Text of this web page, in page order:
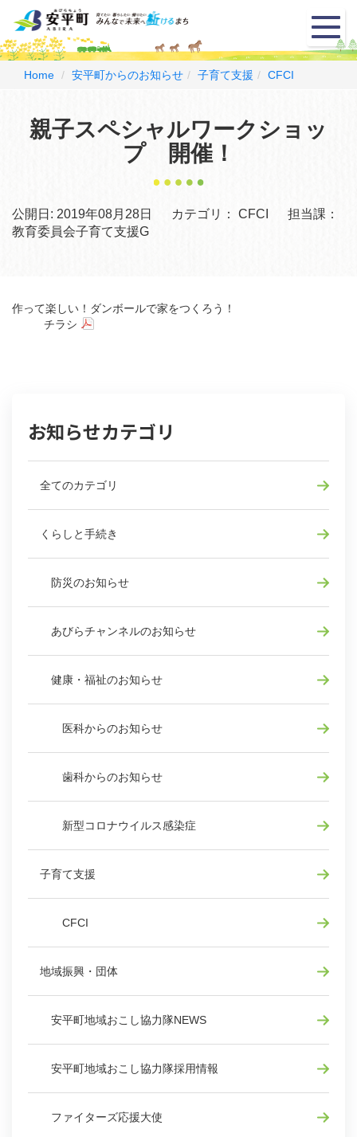
メ
ニ
ュ
Home 安平町からのお知らせ 子育て支援 CFCI
親子スペシャルワークショッ
プ 開催！
公開日: 2019年08月28日 カテゴリ： CFCI
担当課：
教育委員会子育て支援G
作って楽しい！ダンボールで家をつくろう！
チラシ
お知らせカテゴリ
全てのカテゴリ
くらしと手続き
防災のお知らせ
あびらチャンネルのお知らせ
健康・福祉のお知らせ
医科からのお知らせ
歯科からのお知らせ
新型コロナウイルス感染症
子育て支援
CFCI
地域振興・団体
安平町地域おこし協力隊NEWS
安平町地域おこし協力隊採用情報
ファイターズ応援大使